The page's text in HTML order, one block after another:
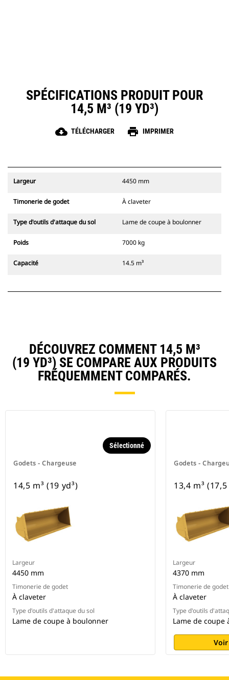
SPÉCIFICATIONS PRODUIT POUR
14,5 M³ (19 YD³)
cloud_download TÉLÉCHARGER print IMPRIMER
Largeur 4450 mm
Timonerie de godet À claveter
Type d'outils d'attaque du sol Lame de coupe à boulonner
Poids 7000 kg
Capacité 14.5 m³
DÉCOUVREZ COMMENT 14,5 M³
(19 YD³) SE COMPARE AUX PRODUITS
FRÉQUEMMENT COMPARÉS.
Godets - Chargeuse
Sélectionné
14,5 m³ (19 yd³)
Largeur
4450 mm
Timonerie de godet
À claveter
Type d'outils d'attaque du sol
Lame de coupe à boulonner
Godets -
13,4 m³ (17,5
Largeur
4370 mm
Timonerie de godet
À claveter
Type d'outils
Lame de coupe